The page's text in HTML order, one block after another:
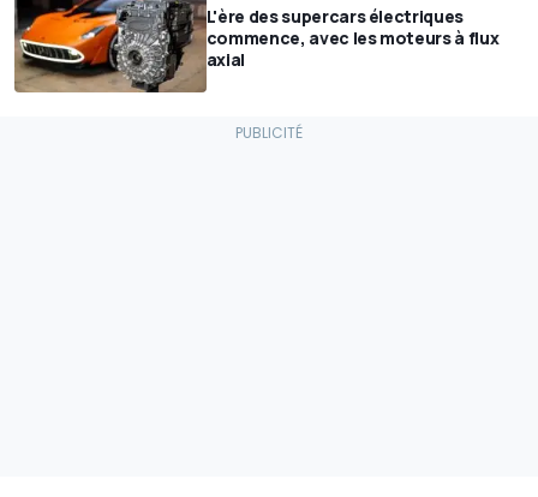
L'ère des supercars électriques
commence, avec les moteurs à flux
axial